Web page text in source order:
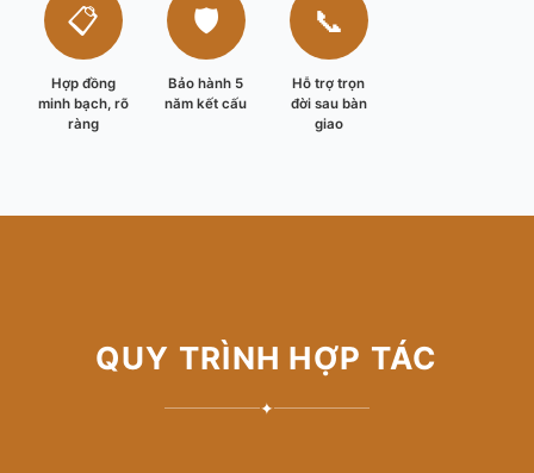
📋
Hợp đồng
minh bạch, rõ
ràng
🛡️
Bảo hành 5
năm kết cấu
📞
Hỗ trợ trọn
đời sau bàn
giao
QUY TRÌNH HỢP TÁC
✦